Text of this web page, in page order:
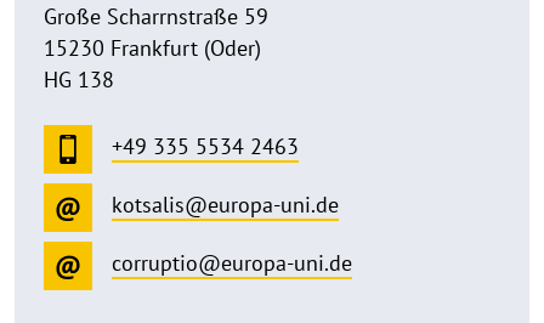
Große Scharrnstraße 59
15230 Frankfurt (Oder)
HG 138
+49 335 5534 2463
kotsalis@europa-uni.de
corruptio@europa-uni.de